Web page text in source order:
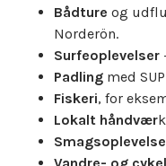
Bådture og
Norderön.
Surfeoplevelser
Padling med
Fiskeri, for
Lokalt håndvær